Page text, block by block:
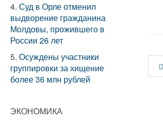
4. Суд в Орле отменил
выдворение гражданина
Молдовы, прожившего в
России 26 лет
5. Осуждены участники
группировки за хищение
более 36 млн рублей
ЭКОНОМИКА